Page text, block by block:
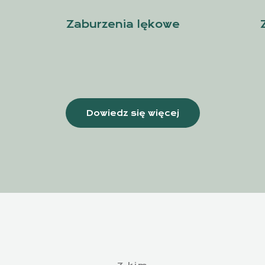
Zaburzenia lękowe
Dowiedz się więcej